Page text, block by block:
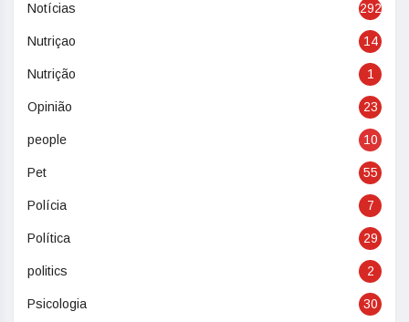
Notícias 292
Nutriçao 14
Nutrição 1
Opinião 23
people 10
Pet 55
Polícia 7
Política 29
politics 2
Psicologia 30